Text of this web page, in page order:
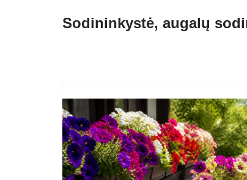
Sodininkystė, augalų